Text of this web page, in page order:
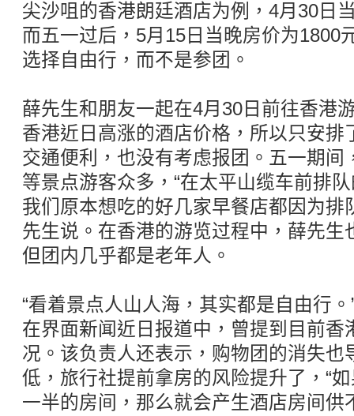
尖沙咀的香港朗廷酒店为例，4月30日
而五一过后，5月15日当晚房价为1800
选择自由行，而不是参团。
薛先生和朋友一起在4月30日前往香港
香港近日高涨的酒店价格，所以只安排
交通便利，也没有考虑报团。五一期间
等景点游客众多，“在太平山缆车前排
我们原本想吃的好几家早餐店都因为排
先生说。在香港的游览过程中，薛先生
但团内几乎都是老年人。
“看着景点人山人海，其实都是自由行
在界面新闻近日报道中，曾提到目前香
况。该负责人还表示，购物团的消失也
低，旅行社提前拿房的风险提升了，“
一半的房间，那么就会产生酒店房间供